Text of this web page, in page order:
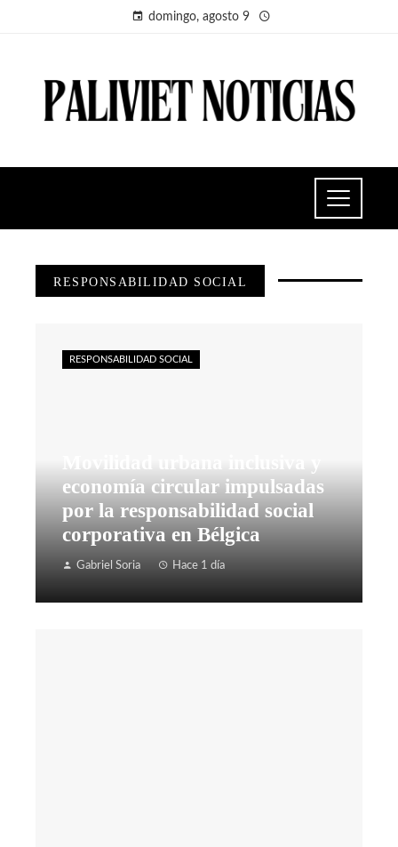
domingo, agosto 9
RESPONSABILIDAD SOCIAL
economía circular impulsadas
por la responsabilidad social
corporativa en Bélgica
Gabriel Soria Hace 1 día
RESPONSABILIDAD SOCIAL